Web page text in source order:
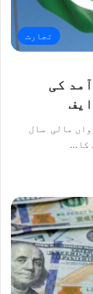
تجارت
کی
مالی سال